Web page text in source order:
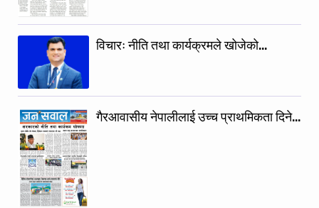
विचारः नीति तथा कार्यक्रमले खोजेको…
गैरआवासीय नेपालीलाई उच्च प्राथमिकता दिने…